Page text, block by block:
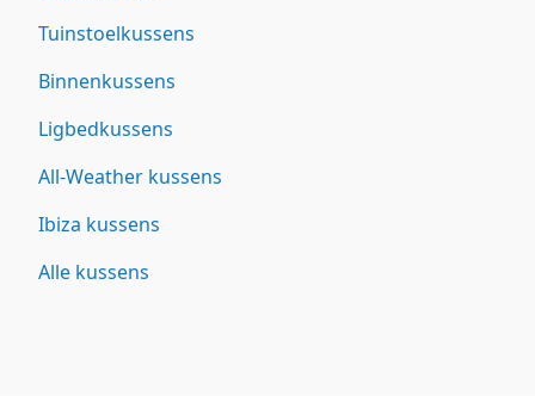
Tuinstoelkussens
Binnenkussens
Ligbedkussens
All-Weather kussens
Ibiza kussens
Alle kussens